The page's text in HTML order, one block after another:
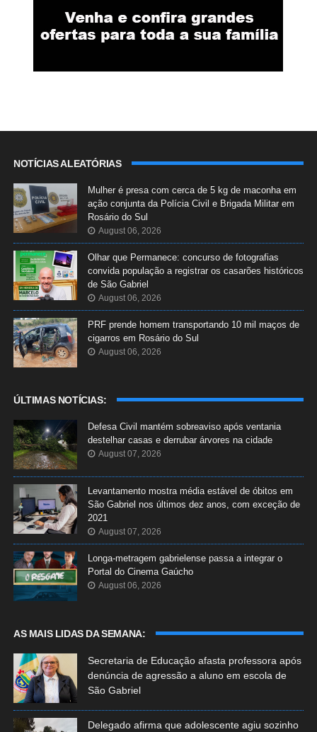
NOTÍCIAS ALEATÓRIAS
Mulher é presa com cerca de 5 kg de maconha em
ação conjunta da Polícia Civil e Brigada Militar em
Rosário do Sul
August 06, 2026
Olhar que Permanece: concurso de fotografias
convida população a registrar os casarões históricos
de São Gabriel
August 06, 2026
PRF prende homem transportando 10 mil maços de
cigarros em Rosário do Sul
August 06, 2026
ÚLTIMAS NOTÍCIAS:
Defesa Civil mantém sobreaviso após ventania
destelhar casas e derrubar árvores na cidade
August 07, 2026
Levantamento mostra média estável de óbitos em
São Gabriel nos últimos dez anos, com exceção de
2021
August 07, 2026
Longa-metragem gabrielense passa a integrar o
Portal do Cinema Gaúcho
August 06, 2026
AS MAIS LIDAS DA SEMANA:
Secretaria de Educação afasta professora após
denúncia de agressão a aluno em escola de
São Gabriel
Delegado afirma que adolescente agiu sozinho